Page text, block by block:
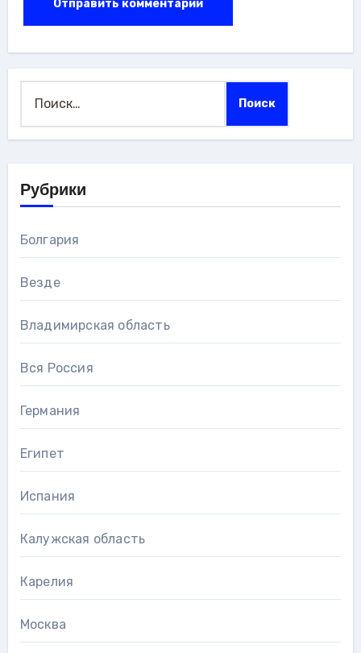
Рубрики
Болгария
Везде
Владимирская область
Вся Россия
Германия
Египет
Испания
Калужская область
Карелия
Москва